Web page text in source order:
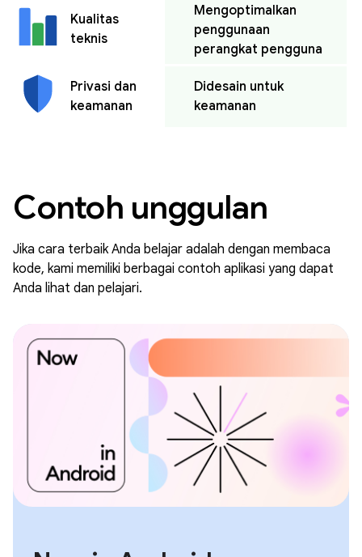
Kualitas
teknis
Mengoptimalkan
penggunaan
perangkat pengguna
Privasi dan
keamanan
Didesain untuk
keamanan
Contoh unggulan
Jika cara terbaik Anda belajar adalah dengan membaca
kode, kami memiliki berbagai contoh aplikasi yang dapat
Anda lihat dan pelajari.